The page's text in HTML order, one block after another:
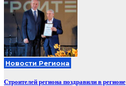
Новости Региона
Строителей региона поздравили в регионе